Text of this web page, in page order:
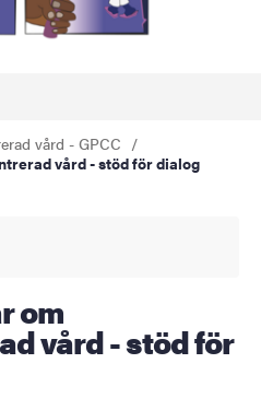
vård - GPCC
vård - stöd för dialog
vård - stöd för